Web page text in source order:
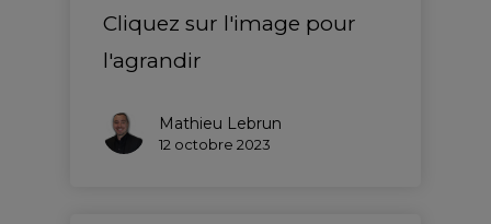
Cliquez sur l'image pour
l'agrandir
Mathieu Lebrun
12 octobre 2023